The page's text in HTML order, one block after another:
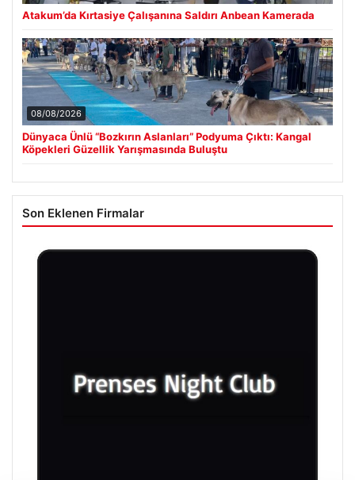
Atakum’da Kırtasiye Çalışanına Saldırı Anbean Kamerada
08/08/2026
Dünyaca Ünlü “Bozkırın Aslanları” Podyuma Çıktı: Kangal
Köpekleri Güzellik Yarışmasında Buluştu
Son Eklenen Firmalar